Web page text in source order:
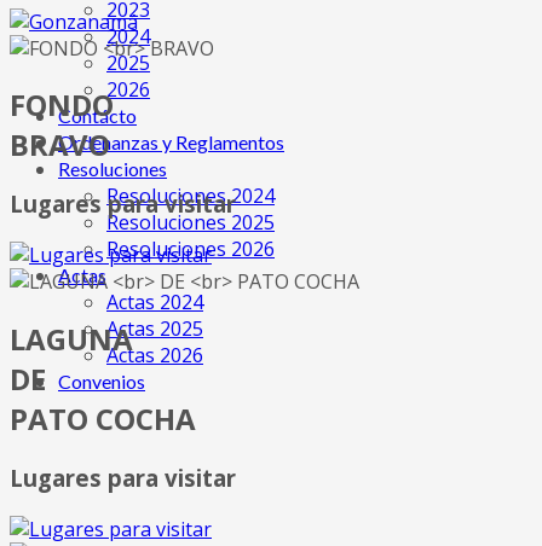
2023
2024
2025
2026
Contácto
Ordenanzas y Reglamentos
Resoluciones
Resoluciones 2024
Resoluciones 2025
Resoluciones 2026
Actas
Actas 2024
Actas 2025
Actas 2026
Convenios
FONDO
BRAVO
Lugares para visitar
LAGUNA
DE
PATO COCHA
Lugares para visitar